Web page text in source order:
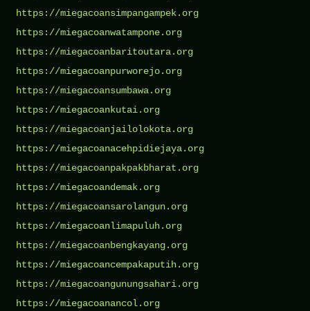
https://miegacoansimpangampek.org
https://miegacoanwatampone.org
https://miegacoanbaritoutara.org
https://miegacoanpurworejo.org
https://miegacoansumbawa.org
https://miegacoankutai.org
https://miegacoanjailolokota.org
https://miegacoanacehpidiejaya.org
https://miegacoanpakpakbharat.org
https://miegacoandemak.org
https://miegacoansarolangun.org
https://miegacoanlimapuluh.org
https://miegacoanbengkayang.org
https://miegacoancempakaputih.org
https://miegacoangunungsahari.org
https://miegacoanancol.org